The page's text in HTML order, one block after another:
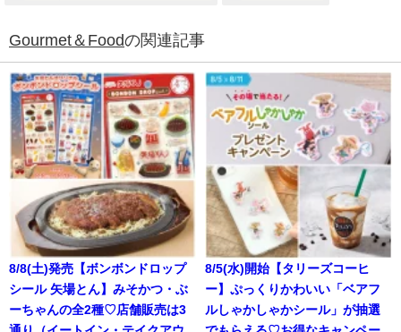
Gourmet＆Foodの関連記事
8/8(土)発売【ボンボンドロップ
シール 矢場とん】みそかつ・ぶ
ーちゃんの全2種♡店舗販売は3
8/5(水)開始【タリーズコーヒ
ー】ぷっくりかわいい「ベアフ
ルしゃかしゃかシール」が抽選